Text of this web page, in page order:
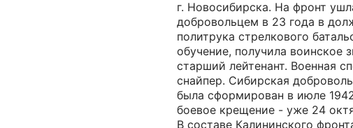
г. Новосибирска. На фронт
добровольцем в 23 года в
политрука стрелкового
обучение, получила воинское
старший лейтенант. Военная
снайпер. Сибирская
была сформирован в июле
боевое крещение - уже 24
В составе Калининского